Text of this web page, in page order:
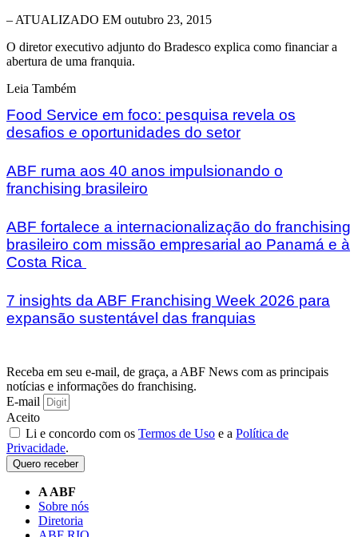
– ATUALIZADO EM outubro 23, 2015
O diretor executivo adjunto do Bradesco explica como financiar a
abertura de uma franquia.
Leia Também
Food Service em foco: pesquisa revela os
desafios e oportunidades do setor
ABF ruma aos 40 anos impulsionando o
franchising brasileiro
ABF fortalece a internacionalização do franchising
brasileiro com missão empresarial ao Panamá e à
Costa Rica
7 insights da ABF Franchising Week 2026 para
expansão sustentável das franquias
Receba em seu e-mail, de graça, a ABF News com as principais
notícias e informações do franchising.
E-mail
Aceito
Li e concordo com os Termos de Uso e a Política de
Privacidade.
Quero receber
A ABF
Sobre nós
Diretoria